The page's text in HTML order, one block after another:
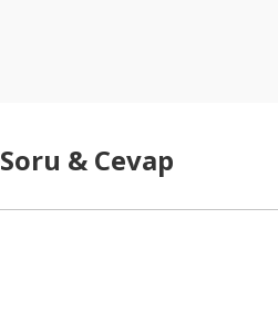
Soru & Cevap